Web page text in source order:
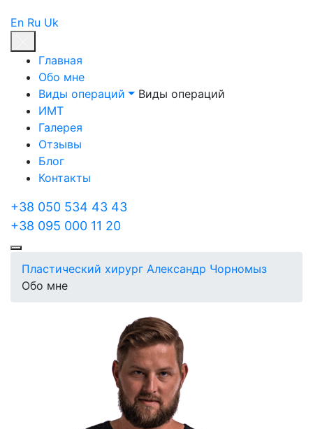
En Ru Uk
Главная
Обо мне
Виды операций
Виды операций
ИМТ
Галерея
Отзывы
Блог
Контакты
+38 050 534 43 43
+38 095 000 11 20
Пластический хирург Александр Чорномыз
Обо мне